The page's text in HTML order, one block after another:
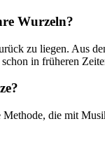
Wurzeln?
zu liegen. Aus
in früheren
die mit